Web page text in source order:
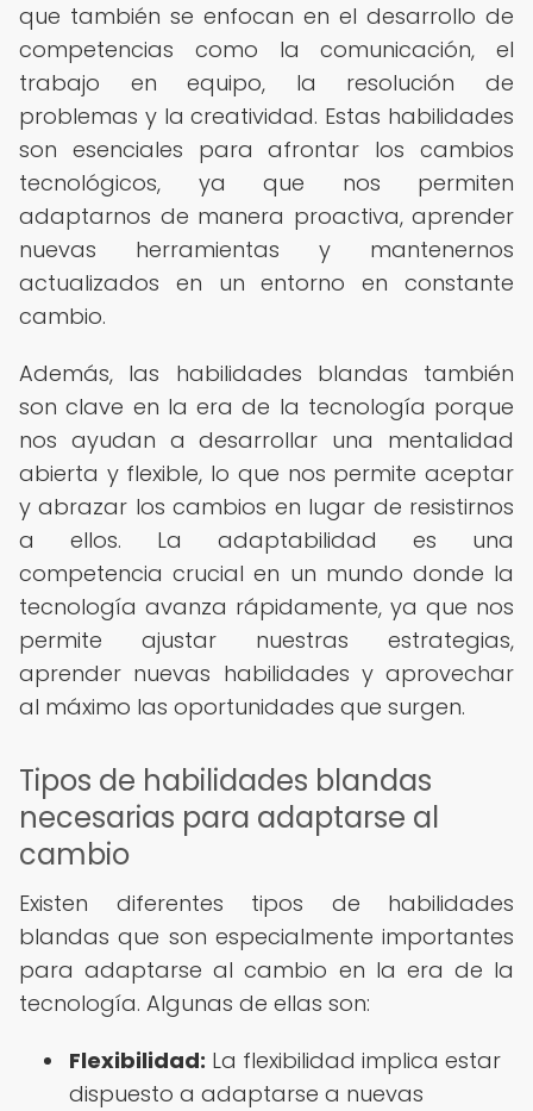
que también se enfocan en el desarrollo de
competencias como la comunicación, el
trabajo en equipo, la resolución de
problemas y la creatividad. Estas habilidades
son esenciales para afrontar los cambios
tecnológicos, ya que nos permiten
adaptarnos de manera proactiva, aprender
nuevas herramientas y mantenernos
actualizados en un entorno en constante
cambio.
Además, las habilidades blandas también
son clave en la era de la tecnología porque
nos ayudan a desarrollar una mentalidad
abierta y flexible, lo que nos permite aceptar
y abrazar los cambios en lugar de resistirnos
a ellos. La adaptabilidad es una
competencia crucial en un mundo donde la
tecnología avanza rápidamente, ya que nos
permite ajustar nuestras estrategias,
aprender nuevas habilidades y aprovechar
al máximo las oportunidades que surgen.
Tipos de habilidades blandas
necesarias para adaptarse al
cambio
Existen diferentes tipos de habilidades
blandas que son especialmente importantes
para adaptarse al cambio en la era de la
tecnología. Algunas de ellas son:
Flexibilidad: La flexibilidad implica estar
dispuesto a adaptarse a nuevas